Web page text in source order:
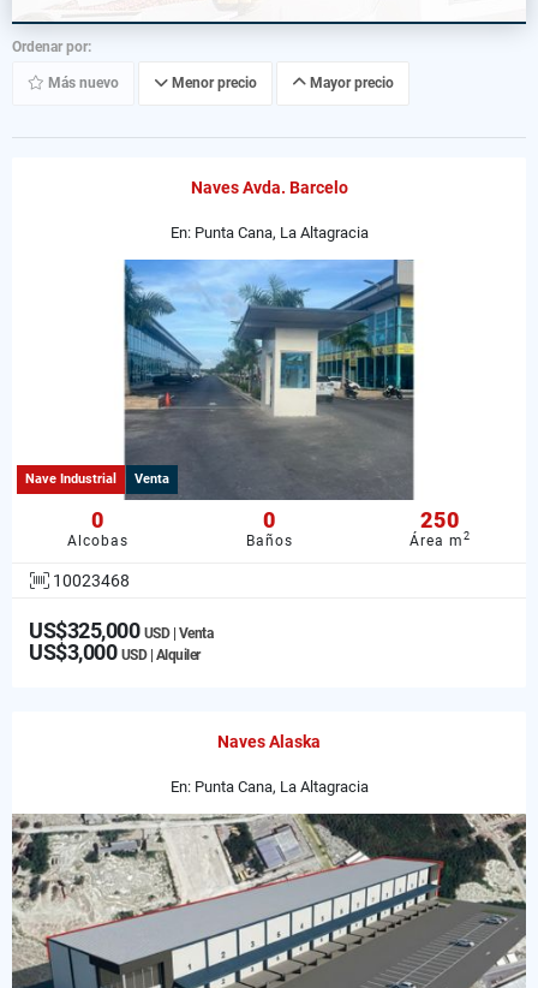
Ordenar por:
Más nuevo Menor precio Mayor precio
Naves Avda. Barcelo
En: Punta Cana, La Altagracia
Nave Industrial Venta
0
Alcobas
0
Baños
250
Área m2
10023468
US$325,000 USD | Venta
US$3,000 USD | Alquiler
Naves Alaska
En: Punta Cana, La Altagracia